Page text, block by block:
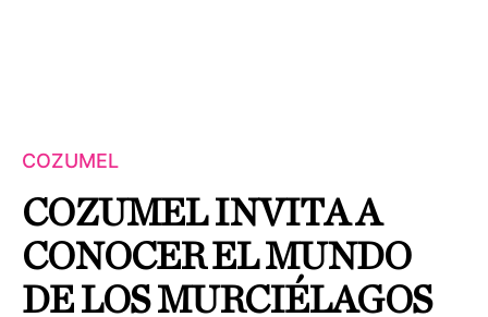
COZUMEL
COZUMEL INVITA A
CONOCER EL MUNDO
DE LOS MURCIÉLAGOS